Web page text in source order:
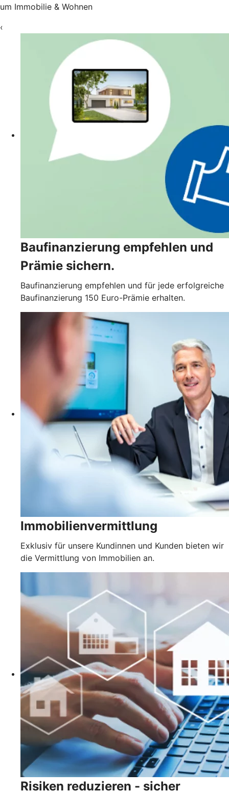
um Immobilie & Wohnen
‹
Baufinanzierung empfehlen und
Prämie sichern.
Baufinanzierung empfehlen und für jede erfolgreiche
Baufinanzierung 150 Euro-Prämie erhalten.
Immobilienvermittlung
Exklusiv für unsere Kundinnen und Kunden bieten wir
die Vermittlung von Immobilien an.
Risiken reduzieren - sicher